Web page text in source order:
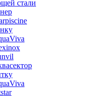
стали